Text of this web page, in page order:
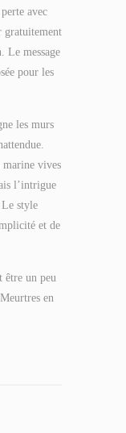
avec
gratuitement
Le message
pour les
les murs
marine vives
l’intrigue
style
et de
être un peu
en